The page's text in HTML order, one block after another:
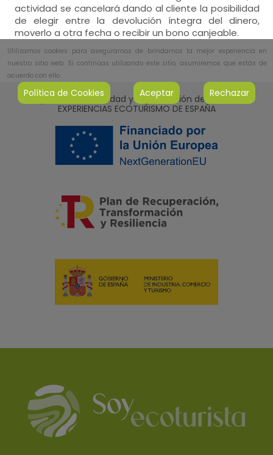
actividad se cancelará dando al cliente la posibilidad
de elegir entre la devolución íntegra del dinero,
moverlo a otra fecha o recibir un bono canjeable.
Proyecto Sostenibilidad y Digitalización de la Red de
EXPERIENCIAS ECOTURISMO DE ESPAÑA
Utilizamos cookies para asegurarnos de brindarnos la mejor experiencia en
nuestro sitio web. Si continúas utilizando este sitio, asumiremos que estás de
acuerdo con ello.
Política de Cookies Aceptar Rechazar